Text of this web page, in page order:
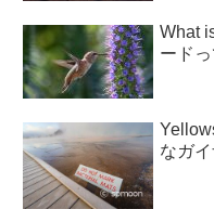
What
ードっ
なガ